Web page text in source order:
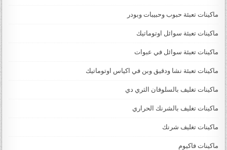
ماكينات تعبئة حبوب وحبيبات وبودر
ماكينات تعبئة سوائل اوتوماتيك
ماكينات تعبئة سوائل في عبوات
ماكينات تعبئة نشا ودقيق وبن في اكياس اوتوماتيك
ماكينات تغليف بالسلوفان الثري دي
ماكينات تغليف بالشرنك الحراري
ماكينات تغليف شرنك
ماكينات فاكيوم